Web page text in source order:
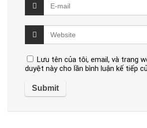
Lưu tên của tôi, email, và trang
duyệt này cho lần bình luận kế tiếp